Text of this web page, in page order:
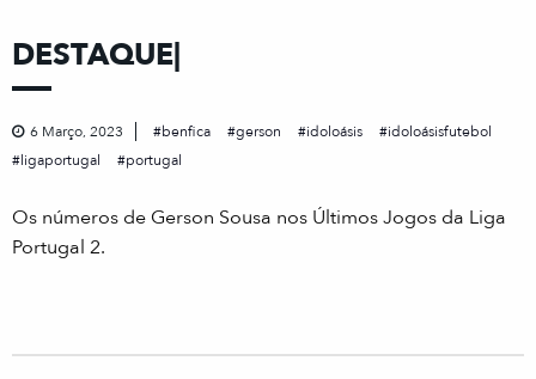
DESTAQUE|
6 Março, 2023 benfica gerson idoloásis
idoloásisfutebol
ligaportugal
portugal
Os números de Gerson Sousa nos Últimos Jogos da Liga
Portugal 2.